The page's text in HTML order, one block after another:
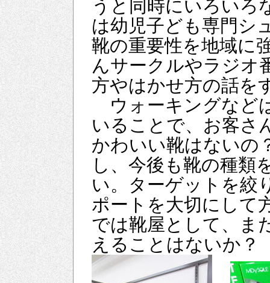
うと同時にいろいろ
は幼児子ども専門シ
靴の重要性を地域に
んサークルやラジオ
方やはかせ方の話を
ウォーキングなど
いることで、お客さ
かわいい靴はないの
し、今後も靴の種類
い。ターゲットを絞
ポートを大切にして
では靴屋として、ま
えることはないか